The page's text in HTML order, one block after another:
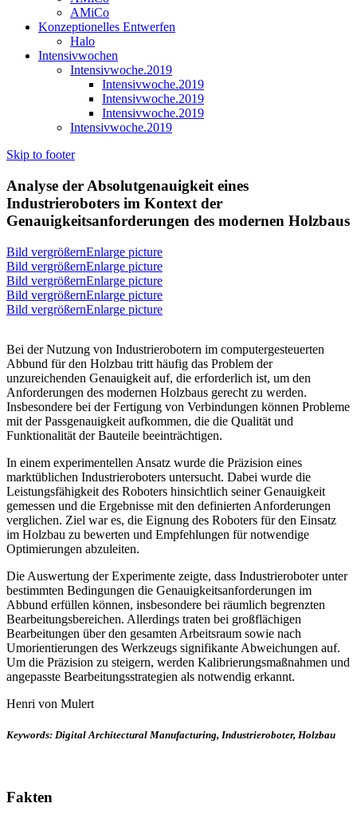
AMiCo
Konzeptionelles Entwerfen
Halo
Intensivwochen
Intensivwoche.2019
Intensivwoche.2019
Intensivwoche.2019
Intensivwoche.2019
Intensivwoche.2019
Skip to footer
Analyse der Absolutgenauigkeit eines
Industrieroboters im Kontext der
Genauigkeitsanforderungen des modernen Holzbaus
Bild vergrößernEnlarge picture
Bild vergrößernEnlarge picture
Bild vergrößernEnlarge picture
Bild vergrößernEnlarge picture
Bild vergrößernEnlarge picture
Bei der Nutzung von Industrierobotern im computergesteuerten
Abbund für den Holzbau tritt häufig das Problem der
unzureichenden Genauigkeit auf, die erforderlich ist, um den
Anforderungen des modernen Holzbaus gerecht zu werden.
Insbesondere bei der Fertigung von Verbindungen können Probleme
mit der Passgenauigkeit aufkommen, die die Qualität und
Funktionalität der Bauteile beeinträchtigen.
In einem experimentellen Ansatz wurde die Präzision eines
marktüblichen Industrieroboters untersucht. Dabei wurde die
Leistungsfähigkeit des Roboters hinsichtlich seiner Genauigkeit
gemessen und die Ergebnisse mit den definierten Anforderungen
verglichen. Ziel war es, die Eignung des Roboters für den Einsatz
im Holzbau zu bewerten und Empfehlungen für notwendige
Optimierungen abzuleiten.
Die Auswertung der Experimente zeigte, dass Industrieroboter unter
bestimmten Bedingungen die Genauigkeitsanforderungen im
Abbund erfüllen können, insbesondere bei räumlich begrenzten
Bearbeitungsbereichen. Allerdings traten bei großflächigen
Bearbeitungen über den gesamten Arbeitsraum sowie nach
Umorientierungen des Werkzeugs signifikante Abweichungen auf.
Um die Präzision zu steigern, werden Kalibrierungsmaßnahmen und
angepasste Bearbeitungsstrategien als notwendig erkannt.
Henri von Mulert
Keywords: Digital Architectural Manufacturing, Industrieroboter, Holzbau
Fakten